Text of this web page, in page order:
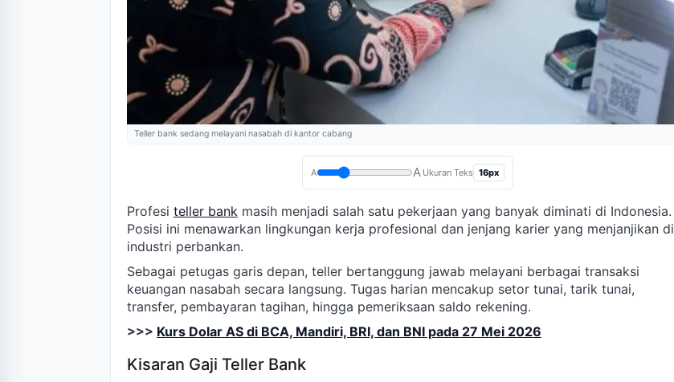
Teller bank sedang melayani nasabah di kantor cabang
A A Ukuran Teks 16px
Profesi teller bank masih menjadi salah satu pekerjaan yang banyak diminati di Indonesia.
Posisi ini menawarkan lingkungan kerja profesional dan jenjang karier yang menjanjikan di
industri perbankan.
Sebagai petugas garis depan, teller bertanggung jawab melayani berbagai transaksi
keuangan nasabah secara langsung. Tugas harian mencakup setor tunai, tarik tunai,
transfer, pembayaran tagihan, hingga pemeriksaan saldo rekening.
>>> Kurs Dolar AS di BCA, Mandiri, BRI, dan BNI pada 27 Mei 2026
Kisaran Gaji Teller Bank